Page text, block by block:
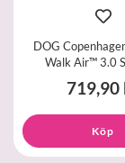
DOG
Walk Air™ 3.0
719,90
Köp